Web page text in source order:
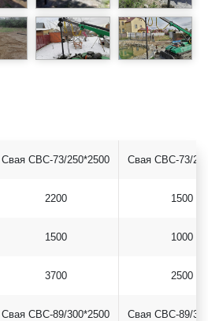
Свая СВС-73/250*2500
2200
1500
3700
Свая СВС-73/
1500
1000
2500
Свая СВС-89/300*2500 Свая СВС-89/